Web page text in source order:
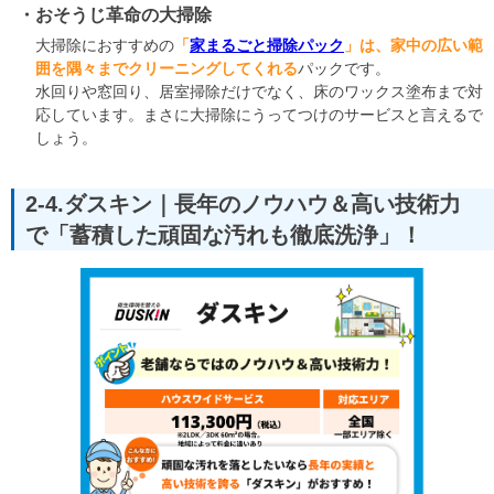
おそうじ革命の大掃除
大掃除におすすめの 「家まるごと掃除パック 」は、家中の広い範
囲を隅々までクリーニングしてくれるパックです。
水回りや窓回り、居室掃除だけでなく、床のワックス塗布まで対
応しています。まさに大掃除にうってつけのサービスと言えるで
しょう。
2-4.ダスキン｜長年のノウハウ＆高い技術力
で「蓄積した頑固な汚れも徹底洗浄」！